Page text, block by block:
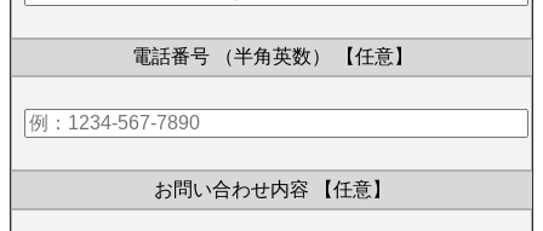
電話番号 （半角英数） 【任意】
お問い合わせ内容 【任意】